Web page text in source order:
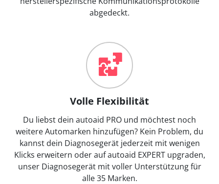
abgedeckt.
Volle Flexibilität
Du liebst dein autoaid PRO und möchtest noch
weitere Automarken hinzufügen? Kein Problem, du
kannst dein Diagnosegerät jederzeit mit wenigen
Klicks erweitern oder auf autoaid EXPERT upgraden,
unser Diagnosegerät mit voller Unterstützung für
alle 35 Marken.